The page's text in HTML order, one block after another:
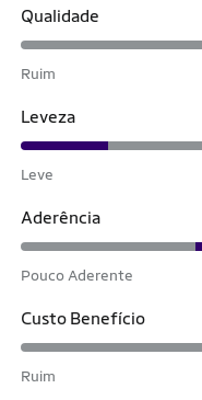
Qualidade
Ruim
Leveza
Leve
Aderência
Pouco Aderente
Custo Benefício
Ruim